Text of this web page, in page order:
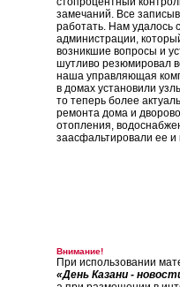
замечаний. Все
работать. Нам удалось
администрации,
возникшие вопросы и
шутливо резюмировал
наша управляющая
в домах установили
то теперь более
ремонта дома и
отопления,
заасфальтировали ее и
Внимание!
При использовании
«День Казани -